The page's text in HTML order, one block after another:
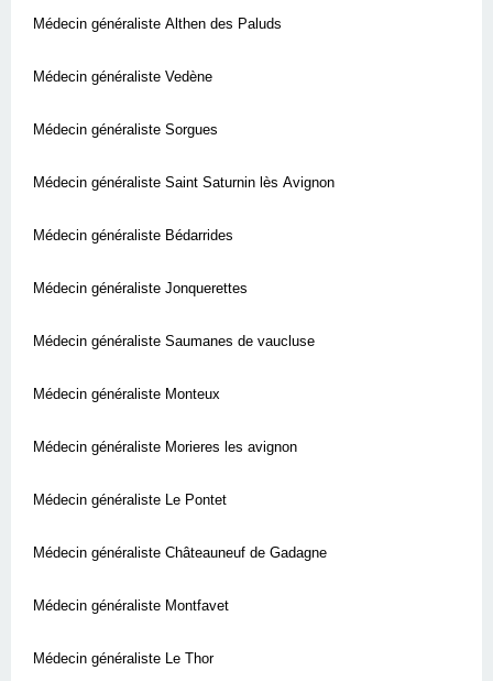
Médecin généraliste Althen des Paluds
Médecin généraliste Vedène
Médecin généraliste Sorgues
Médecin généraliste Saint Saturnin lès Avignon
Médecin généraliste Bédarrides
Médecin généraliste Jonquerettes
Médecin généraliste Saumanes de vaucluse
Médecin généraliste Monteux
Médecin généraliste Morieres les avignon
Médecin généraliste Le Pontet
Médecin généraliste Châteauneuf de Gadagne
Médecin généraliste Montfavet
Médecin généraliste Le Thor